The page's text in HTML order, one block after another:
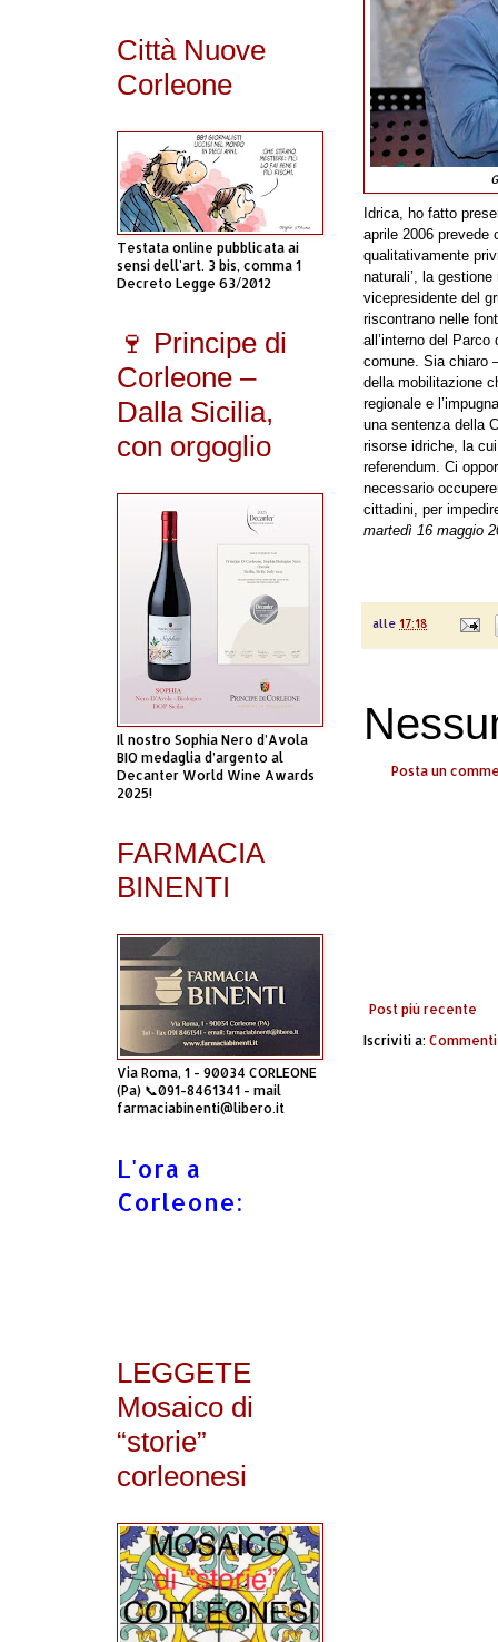
Idrica, ho fatto
aprile 2006 prevede
qualitativamente
naturali’, la
vicepresidente del
riscontrano nelle
all’interno del
comune. Sia chiaro
della mobilitazione
regionale e
una sentenza della
risorse idriche, la
referendum. Ci
necessario
cittadini, per
martedì 16 maggio
alle 17:18
Posta un
Post più recente
Iscriviti a:
Città Nuove
Corleone
Testata online pubblicata ai
sensi dell'art. 3 bis, comma 1
Decreto Legge 63/2012
🍷 Principe di
Corleone –
Dalla Sicilia,
con orgoglio
Il nostro Sophia Nero d’Avola
BIO medaglia d’argento al
Decanter World Wine Awards
2025!
FARMACIA
BINENTI
Via Roma, 1 - 90034 CORLEONE
(Pa) 📞091-8461341 - mail
farmaciabinenti@libero.it
L'ora a
Corleone:
LEGGETE
Mosaico di
“storie”
corleonesi